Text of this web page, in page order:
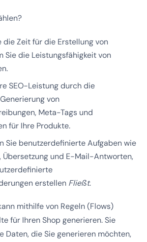
die Zeit für die Erstellung von
Sie die Leistungsfähigkeit von
SEO-Leistung durch die
von
Meta-Tags und
für Ihre Produkte.
Sie benutzerdefinierte Aufgaben wie
Übersetzung und E-Mail-Antworten,
erstellen Fließt.
mithilfe von Regeln (Flows)
für Ihren Shop generieren. Sie
Daten, die Sie generieren möchten,